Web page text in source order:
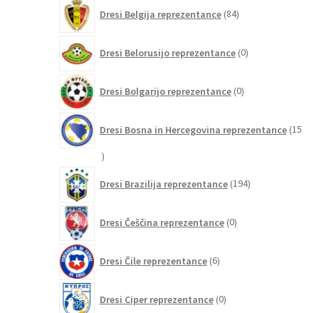
Dresi Belgija reprezentance 84izdelkov
Dresi Belorusijo reprezentance 0izdelkov
Dresi Bolgarijo reprezentance 0izdelkov
Dresi Bosna in Hercegovina reprezentance 15
15
Dresi Brazilija reprezentance 194izdelkov
Dresi Češčina reprezentance 0izdelkov
Dresi Čile reprezentance 6izdelkov
Dresi Ciper reprezentance 0izdelkov